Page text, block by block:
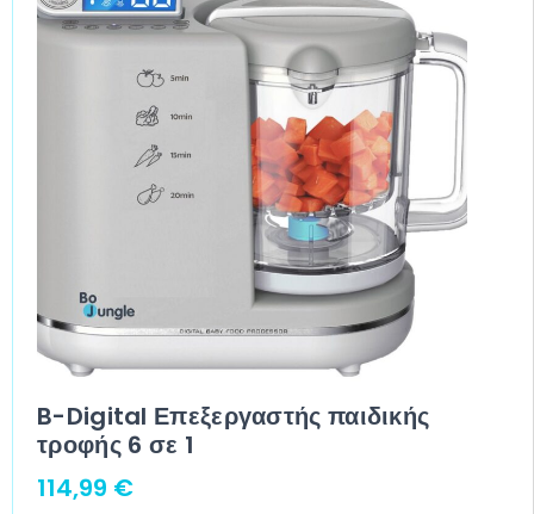
B-Digital Επεξεργαστής παιδικής
τροφής 6 σε 1
114,99 €